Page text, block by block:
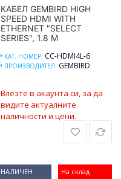
КАБЕЛ GEMBIRD HIGH
SPEED HDMI WITH
ETHERNET "SELECT
SERIES", 1.8 M
КАТ. НОМЕР: CC-HDMI4L-6
ПРОИЗВОДИТЕЛ: GEMBIRD
Влезте в акаунта си, за да
видите актуалните
наличности и цени.
На склад
НАЛИЧЕН